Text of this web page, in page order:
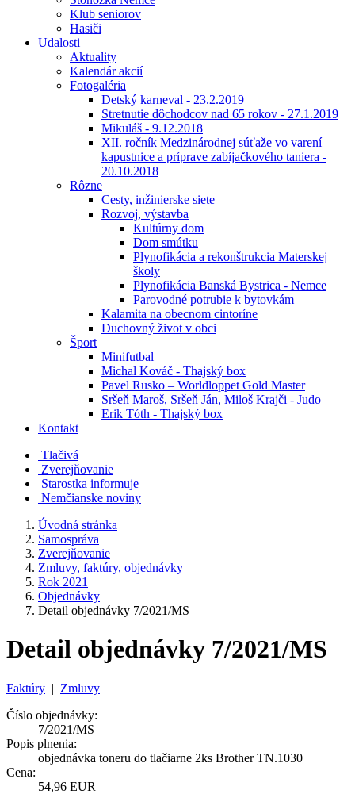
Klub seniorov
Hasiči
Udalosti
Aktuality
Kalendár akcií
Fotogaléria
Detský karneval - 23.2.2019
Stretnutie dôchodcov nad 65 rokov - 27.1.2019
Mikuláš - 9.12.2018
XII. ročník Medzinárodnej súťaže vo varení
kapustnice a príprave zabíjačkového taniera -
20.10.2018
Rôzne
Cesty, inžinierske siete
Rozvoj, výstavba
Kultúrny dom
Dom smútku
Plynofikácia a rekonštrukcia Materskej
školy
Plynofikácia Banská Bystrica - Nemce
Parovodné potrubie k bytovkám
Kalamita na obecnom cintoríne
Duchovný život v obci
Šport
Minifutbal
Michal Kováč - Thajský box
Pavel Rusko – Worldloppet Gold Master
Sršeň Maroš, Sršeň Ján, Miloš Krajči - Judo
Erik Tóth - Thajský box
Kontakt
Tlačivá
Zverejňovanie
Starostka informuje
Nemčianske noviny
Úvodná stránka
Samospráva
Zverejňovanie
Zmluvy, faktúry, objednávky
Rok 2021
Objednávky
Detail objednávky 7/2021/MS
Detail objednávky 7/2021/MS
Faktúry | Zmluvy
Číslo objednávky:
7/2021/MS
Popis plnenia:
objednávka toneru do tlačiarne 2ks Brother TN.1030
Cena:
54,96 EUR